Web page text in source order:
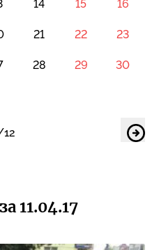
14 15 16
21 22 23
28 29 30
11.04.17